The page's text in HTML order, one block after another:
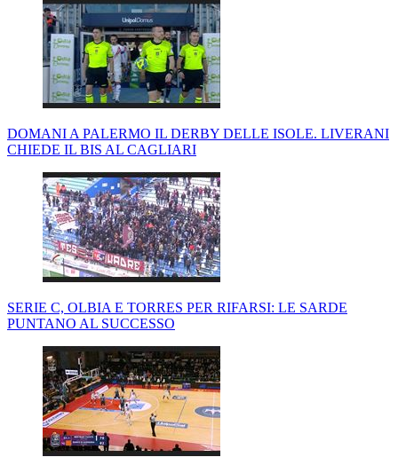
DOMANI A PALERMO IL DERBY DELLE ISOLE. LIVERANI
CHIEDE IL BIS AL CAGLIARI
SERIE C, OLBIA E TORRES PER RIFARSI: LE SARDE
PUNTANO AL SUCCESSO